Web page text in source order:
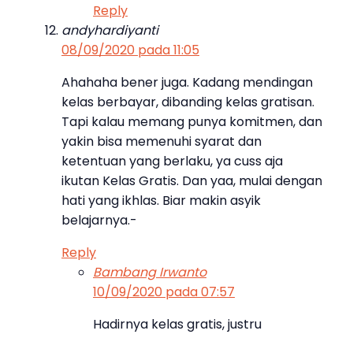
Reply
andyhardiyanti
08/09/2020 pada 11:05
Ahahaha bener juga. Kadang mendingan
kelas berbayar, dibanding kelas gratisan.
Tapi kalau memang punya komitmen, dan
yakin bisa memenuhi syarat dan
ketentuan yang berlaku, ya cuss aja
ikutan Kelas Gratis. Dan yaa, mulai dengan
hati yang ikhlas. Biar makin asyik
belajarnya.-
Reply
Bambang Irwanto
10/09/2020 pada 07:57
Hadirnya kelas gratis, justru